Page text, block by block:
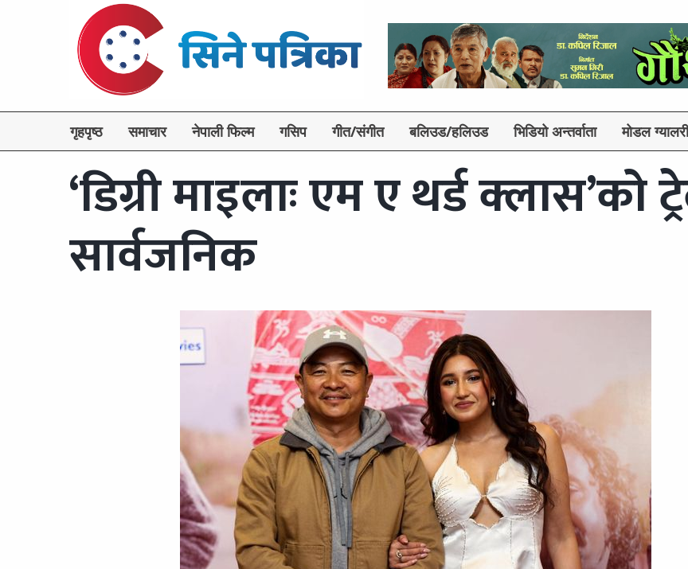
गृहपृष्ठ समाचार नेपाली फिल्म गसिप गीत/संगीत बलिउड/हलिउड भिडियो अन्तर्वाता मोडल ग्यालरी
‘डिग्री माइलाः एम ए थर्ड क्लास’को
सार्वजनिक